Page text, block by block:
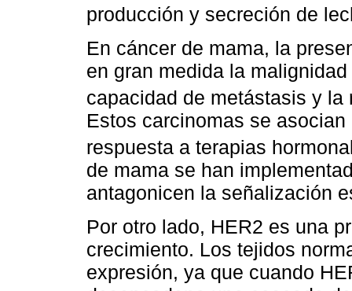
producción y secreción de
En cáncer de mama, la
en gran medida la
capacidad de metástasis y
Estos carcinomas se
respuesta a terapias
de mama se han
antagonicen la señalización
Por otro lado, HER2 es una
crecimiento. Los tejidos
expresión, ya que cuando